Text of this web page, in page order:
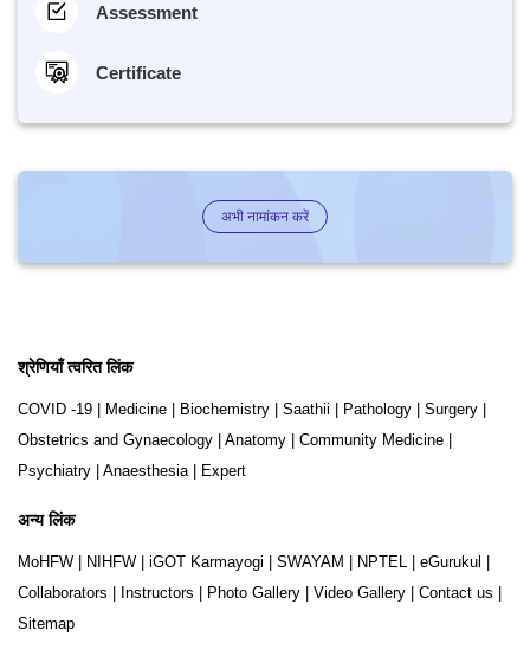
Assessment
Certificate
अभी नामांकन करें
श्रेणियाँ त्वरित लिंक
COVID -19 Medicine Biochemistry Saathii Pathology Surgery
Obstetrics and Gynaecology
Anatomy Community Medicine
Psychiatry
Anaesthesia| Expert
अन्य लिंक
MoHFW NIHFW iGOT Karmayogi SWAYAM NPTEL eGurukul
Collaborators
Instructors Photo Gallery Video Gallery Contact us
Sitemap